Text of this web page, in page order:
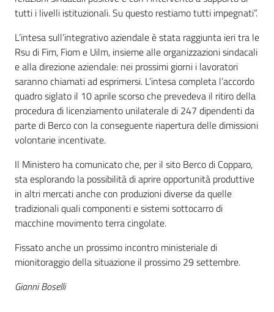
tutti i livelli istituzionali. Su questo restiamo tutti impegnati”.
L’intesa sull’integrativo aziendale è stata raggiunta ieri tra le
Rsu di Fim, Fiom e Uilm, insieme alle organizzazioni sindacali
e alla direzione aziendale: nei prossimi giorni i lavoratori
saranno chiamati ad esprimersi. L’intesa completa l’accordo
quadro siglato il 10 aprile scorso che prevedeva il ritiro della
procedura di licenziamento unilaterale di 247 dipendenti da
parte di Berco con la conseguente riapertura delle dimissioni
volontarie incentivate.
Il Ministero ha comunicato che, per il sito Berco di Copparo,
sta esplorando la possibilità di aprire opportunità produttive
in altri mercati anche con produzioni diverse da quelle
tradizionali quali componenti e sistemi sottocarro di
macchine movimento terra cingolate.
Fissato anche un prossimo incontro ministeriale di
mionitoraggio della situazione il prossimo 29 settembre.
Gianni Boselli